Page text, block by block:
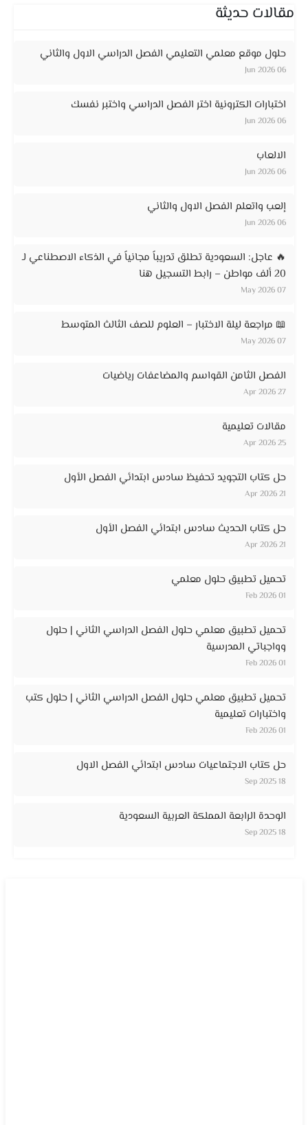
مقالات حديثة
حلول موقع معلمي التعليمي الفصل الدراسي الاول والثاني
06 Jun 2026
اختبارات الكترونية اختر الفصل الدراسي واختبر نفسك
06 Jun 2026
الالعاب
06 Jun 2026
إلعب واتعلم الفصل الاول والثاني
06 Jun 2026
🔥 عاجل: السعودية تطلق تدريباً مجانياً في الذكاء الاصطناعي لـ
20 ألف مواطن – رابط التسجيل هنا
07 May 2026
📖 مراجعة ليلة الاختبار – العلوم للصف الثالث المتوسط
07 May 2026
الفصل الثامن القواسم والمضاعفات رياضيات
27 Apr 2026
مقالات تعليمية
25 Apr 2026
حل كتاب التجويد تحفيظ سادس ابتدائي الفصل الأول
21 Apr 2026
حل كتاب الحديث سادس ابتدائي الفصل الأول
21 Apr 2026
تحميل تطبيق حلول معلمي
01 Feb 2026
تحميل تطبيق معلمي حلول الفصل الدراسي الثاني | حلول
وواجباتي المدرسية
01 Feb 2026
تحميل تطبيق معلمي حلول الفصل الدراسي الثاني | حلول كتب
واختبارات تعليمية
01 Feb 2026
حل كتاب الاجتماعيات سادس ابتدائي الفصل الاول
18 Sep 2025
الوحدة الرابعة المملكة العربية السعودية
18 Sep 2025